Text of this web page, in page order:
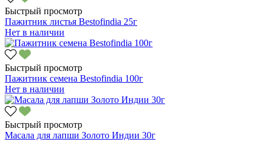
Быстрый просмотр
Пажитник листья Bestofindia 25г
Нет в наличии
Быстрый просмотр
Пажитник семена Bestofindia 100г
Нет в наличии
Быстрый просмотр
Масала для лапши Золото Индии 30г